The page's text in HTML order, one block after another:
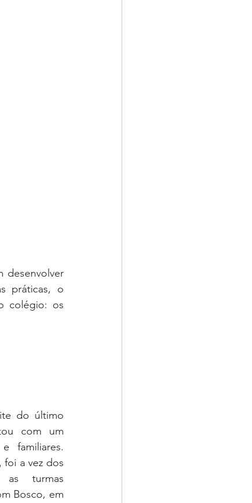
desenvolver
práticas, o
colégio: os
do último
com um
familiares.
foi a vez dos
as turmas
Bosco, em